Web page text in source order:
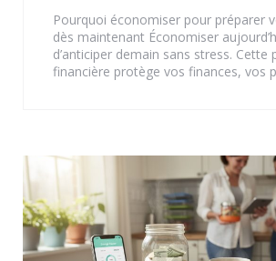
Pourquoi économiser pour préparer
dès maintenant Économiser
d’anticiper demain sans stress. Cette
financière protège vos finances, vos